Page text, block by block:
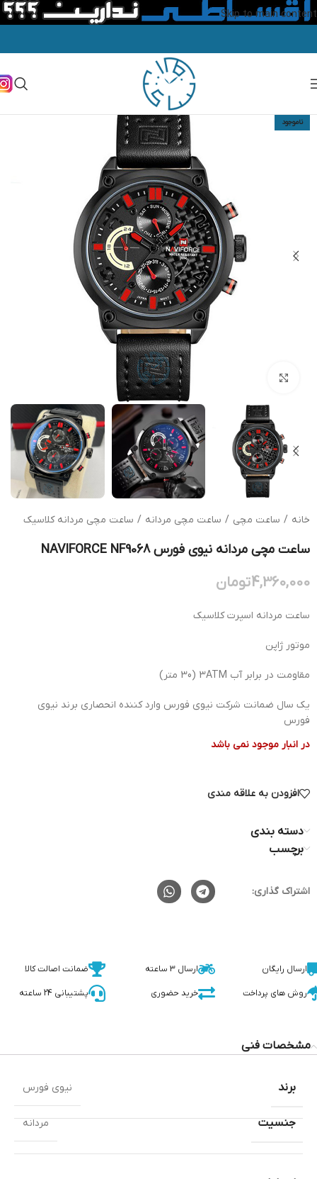
Skip to main content
ناموجود
خانه / ساعت مچی / ساعت مچی مردانه / ساعت مچی مردانه کلاسیک
ساعت مچی مردانه نیوی فورس NAVIFORCE NF9068
4,360,000تومان
ساعت مردانه اسپرت کلاسیک
موتور ژاپن
مقاومت در برابر آب 3ATM (30 متر)
یک سال ضمانت شرکت نیوی فورس وارد کننده انحصاری برند نیوی
فورس
در انبار موجود نمی باشد
افزودن به علاقه مندی
دسته بندی
برچسب
اشتراک گذاری:
ارسال رایگان ارسال 3 ساعته ضمانت اصالت کالا
روش های پرداخت خرید حضوری پشتیبانی 24 ساعته
مشخصات فنی
جنسیت مردانه
برند نیوی فورس